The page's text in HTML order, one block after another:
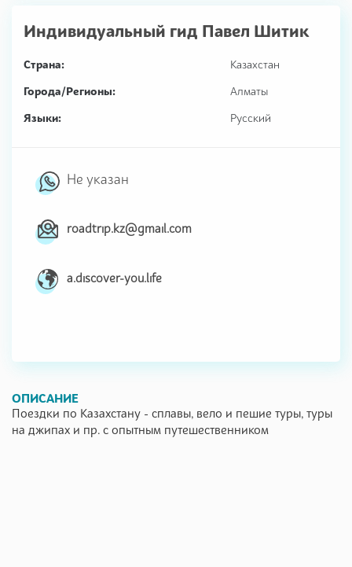
Индивидуальный гид Павел Шитик
Страна:
Казахстан
Города/Регионы:
Алматы
Языки:
Русский
Не указан
roadtrip.kz@gmail.com
a.discover-you.life
ОПИСАНИЕ
Поездки по Казахстану - сплавы, вело и пешие туры, туры
на джипах и пр. с опытным путешественником